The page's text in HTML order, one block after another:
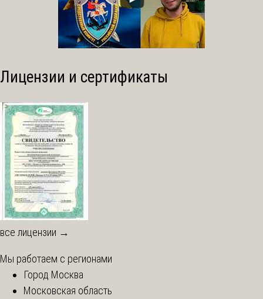
Лицензии и сертификаты
все лицензии →
Мы работаем с регионами
Город Москва
Московская область